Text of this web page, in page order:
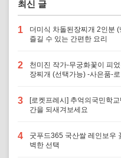
최신 글
1
더미식 차돌된장찌개 2인분
즐길 수 있는 간편한 요리
2
천미진 작가-무궁화꽃이 피
장찌개 (선택가능) -사은품-
3
[로켓프레시] 추억의국민학
간을 되새겨보세요
4
굿푸드365 국산쌀 레인보우
벽한 선택